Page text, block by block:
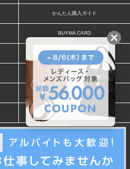
かんたん購入ガイド
BUYMA CARD
お客様情報の外部送信について
お知らせ(PCサイト)
スタッフ募集